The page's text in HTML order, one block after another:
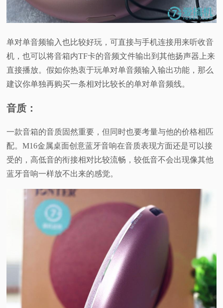
单对单音频输入也比较好玩，可直接与手机连接用来听收音
机，也可以将音箱内TF卡的音频文件输出到其他扬声器上来
直接播放。假如你热衷于玩单对单音频输入输出功能，那么
建议你单独再购买一条相对比较长的单对单音频线。
音质：
一款音箱的音质固然重要，但同时也要考量与他的价格相匹
配。M16金属桌面创意蓝牙音响在音质表现方面还是可以接
受的，高低音的衔接相对比较流畅，较低音不会出现像其他
蓝牙音响一样放不出来的感觉。